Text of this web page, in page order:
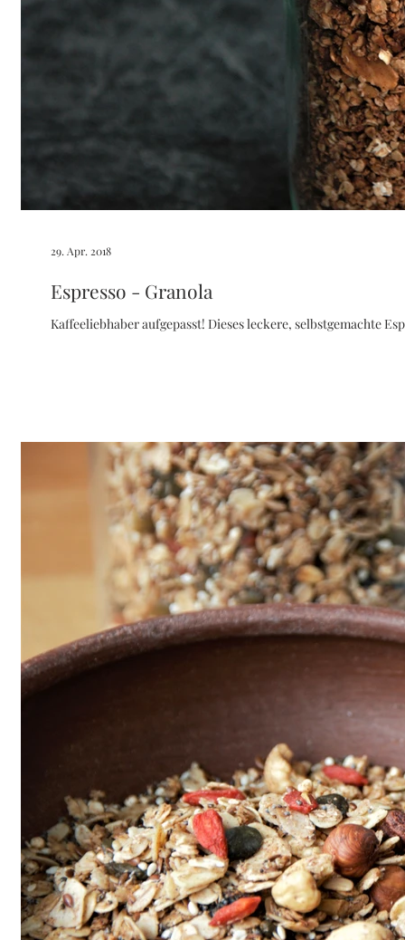
Espresso - Granola
29. Apr. 2018